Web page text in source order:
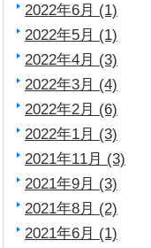
2022年6月 (1)
2022年5月 (1)
2022年4月 (3)
2022年3月 (4)
2022年2月 (6)
2022年1月 (3)
2021年11月 (3)
2021年9月 (3)
2021年8月 (2)
2021年6月 (1)